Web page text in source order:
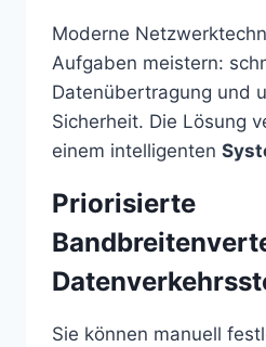
Moderne
Aufgaben meistern:
Datenübertragung und
Sicherheit. Die Lösung
einem intelligenten
Priorisierte
Sie können manuell